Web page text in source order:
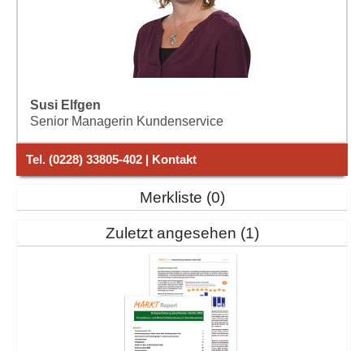
Susi Elfgen
Senior Managerin Kundenservice
Tel. (0228) 33805-402 | Kontakt
Merkliste 0
Zuletzt angesehen 1